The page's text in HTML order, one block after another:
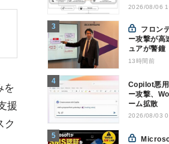
を
援
ク
2026/08/06
ー攻撃が高
ュアが警鐘
脱却を」
13時間前
Copilot悪
ー攻撃、
ーム拡散
2026/08/03